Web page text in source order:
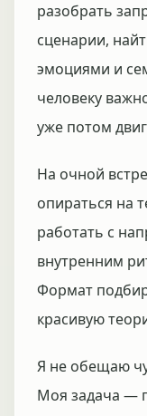
разобрать
сценарии,
эмоциями и
человеку
уже потом
На очной
опираться на
работать с
внутренним
Формат
красивую
Я не обещаю
Моя задача —